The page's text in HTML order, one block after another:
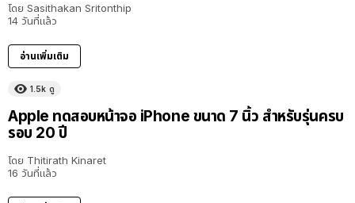
โดย Sasithakan Sritonthip
14 วันที่แล้ว
อ่านเพิ่มเติม
1.5k ดู
Apple ทดสอบหน้าจอ iPhone ขนาด 7 นิ้ว สำหรับรุ่นครบ
รอบ 20 ปี
โดย Thitirath Kinaret
16 วันที่แล้ว